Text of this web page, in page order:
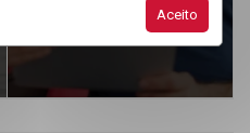
Aceito